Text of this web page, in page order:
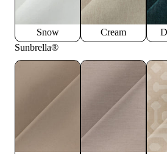
Snow Cream
Sunbrella®